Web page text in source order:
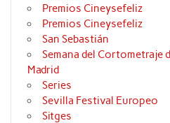
Premios Cineysefeliz
Premios Cineysefeliz
San Sebastián
Semana del Cortometraje
Madrid
Series
Sevilla Festival Europeo
Sitges